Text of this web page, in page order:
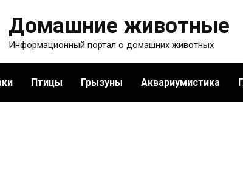
Домашние животные
Информационный портал о домашних животных
Птицы Грызуны Аквариумистика